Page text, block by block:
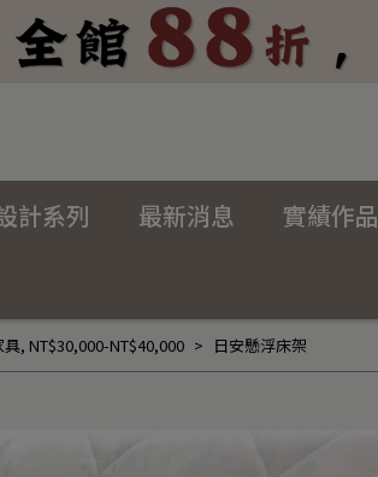
計系列 最新消息 實績作品
具, NT$30,000-NT$40,000 日安懸浮床架